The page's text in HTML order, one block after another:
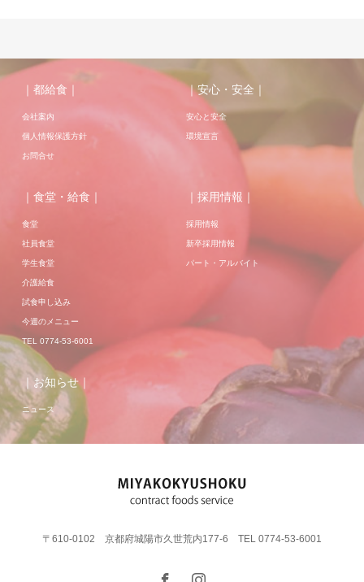
｜都給食｜
会社案内
個人情報保護方針
お問合せ
｜安心・安全｜
安心と安全
環境宣言
｜食堂・給食｜
食堂
社員食堂
学生食堂
介護給食
試食申し込み
今週のメニュー
TEL 0774-53-6001
｜採用情報｜
採用情報
新卒採用情報
パート・アルバイト
｜お知らせ｜
ニュース
〒610-0102 京都府城陽市久世荒内177-6 TEL 0774-53-6001